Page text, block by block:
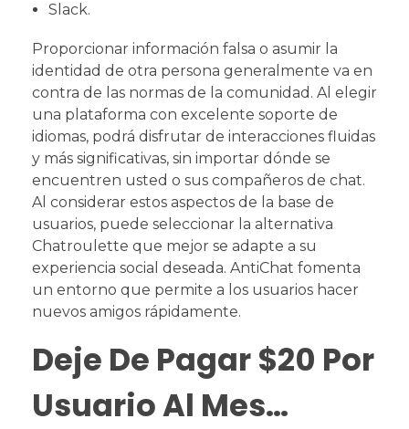
Slack.
Proporcionar información falsa o asumir la
identidad de otra persona generalmente va en
contra de las normas de la comunidad. Al elegir
una plataforma con excelente soporte de
idiomas, podrá disfrutar de interacciones fluidas
y más significativas, sin importar dónde se
encuentren usted o sus compañeros de chat.
Al considerar estos aspectos de la base de
usuarios, puede seleccionar la alternativa
Chatroulette que mejor se adapte a su
experiencia social deseada. AntiChat fomenta
un entorno que permite a los usuarios hacer
nuevos amigos rápidamente.
Deje De Pagar $20 Por
Usuario Al Mes…